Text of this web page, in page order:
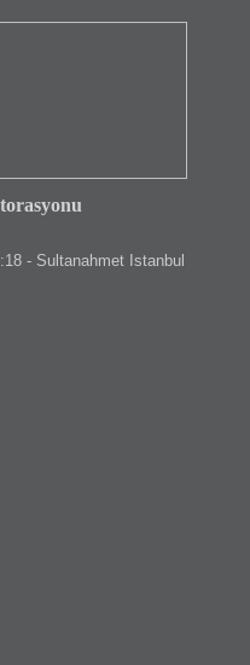
- Sultanahmet Istanbul